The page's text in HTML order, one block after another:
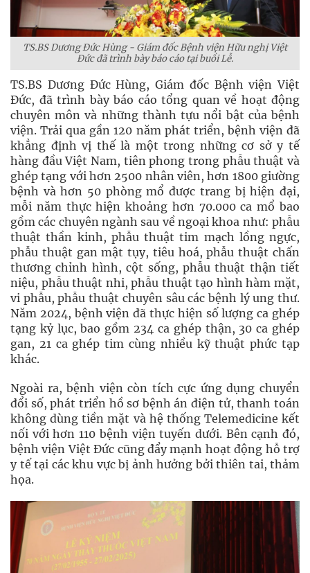
TS.BS Dương Đức Hùng - Giám đốc Bệnh viện Hữu nghị Việt
Đức đã trình bày báo cáo tại buồi Lễ.
TS.BS Dương Đức Hùng, Giám đốc Bệnh viện Việt
Đức, đã trình bày báo cáo tổng quan về hoạt động
chuyên môn và những thành tựu nổi bật của bệnh
viện. Trải qua gần 120 năm phát triển, bệnh viện đã
khẳng định vị thế là một trong những cơ sở y tế
hàng đầu Việt Nam, tiên phong trong phẫu thuật và
ghép tạng với hơn 2500 nhân viên, hơn 1800 giường
bệnh và hơn 50 phòng mổ được trang bị hiện đại,
mỗi năm thực hiện khoảng hơn 70.000 ca mổ bao
gồm các chuyên ngành sau về ngoại khoa như: phẫu
thuật thần kinh, phẫu thuật tim mạch lồng ngực,
phẫu thuật gan mật tụy, tiêu hoá, phẫu thuật chấn
thương chỉnh hình, cột sống, phẫu thuật thận tiết
niệu, phẫu thuật nhi, phẫu thuật tạo hình hàm mặt,
vi phẫu, phẫu thuật chuyên sâu các bệnh lý ung thư.
Năm 2024, bệnh viện đã thực hiện số lượng ca ghép
tạng kỷ lục, bao gồm 234 ca ghép thận, 30 ca ghép
gan, 21 ca ghép tim cùng nhiều kỹ thuật phức tạp
khác.
Ngoài ra, bệnh viện còn tích cực ứng dụng chuyển
đổi số, phát triển hồ sơ bệnh án điện tử, thanh toán
không dùng tiền mặt và hệ thống Telemedicine kết
nối với hơn 110 bệnh viện tuyến dưới. Bên cạnh đó,
bệnh viện Việt Đức cũng đẩy mạnh hoạt động hỗ trợ
y tế tại các khu vực bị ảnh hưởng bởi thiên tai, thảm
họa.